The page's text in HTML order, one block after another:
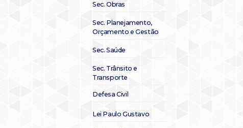
Sec. Obras
Sec. Planejamento,
Orçamento e Gestão
Sec. Saúde
Sec. Trânsito e
Transporte
Defesa Civil
Lei Paulo Gustavo